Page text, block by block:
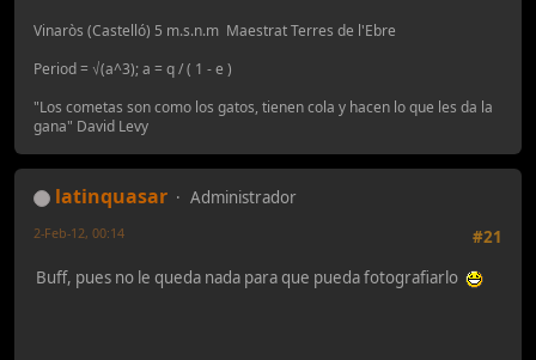
Vinaròs (Castelló) 5 m.s.n.m Maestrat Terres de l'Ebre
Period = √(a^3); a = q / ( 1 - e )
"Los cometas son como los gatos, tienen cola y hacen lo que les da la
gana" David Levy
latinquasar
Administrador
#21
2-Feb-12, 00:14
Buff, pues no le queda nada para que pueda fotografiarlo